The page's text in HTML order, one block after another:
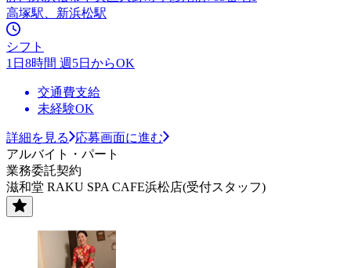
高塚駅、新浜松駅
シフト
1日8時間 週5日からOK
交通費支給
未経験OK
詳細を見る
応募画面に進む
アルバイト・パート
業務委託契約
滋和堂 RAKU SPA CAFE浜松店(受付スタッフ)